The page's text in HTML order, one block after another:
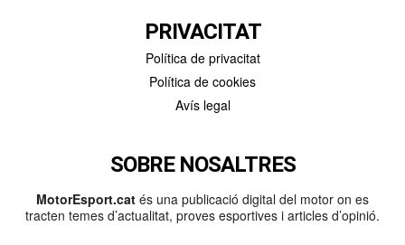
PRIVACITAT
Política de privacitat
Política de cookies
Avís legal
SOBRE NOSALTRES
MotorEsport.cat és una publicació digital del motor on es
tracten temes d’actualitat, proves esportives i articles d’opinió.